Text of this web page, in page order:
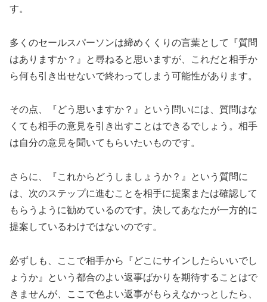
す。
多くのセールスパーソンは締めくくりの言葉として『質問
はありますか？』と尋ねると思いますが、これだと相手か
ら何も引き出せないで終わってしまう可能性があります。
その点、『どう思いますか？』という問いには、質問はな
くても相手の意見を引き出すことはできるでしょう。相手
は自分の意見を聞いてもらいたいものです。
さらに、『これからどうしましょうか？』という質問に
は、次のステップに進むことを相手に提案または確認して
もらうように勧めているのです。決してあなたが一方的に
提案しているわけではないのです。
必ずしも、ここで相手から『どこにサインしたらいいでし
ょうか』という都合のよい返事ばかりを期待することはで
きませんが、ここで色よい返事がもらえなかっとしたら、